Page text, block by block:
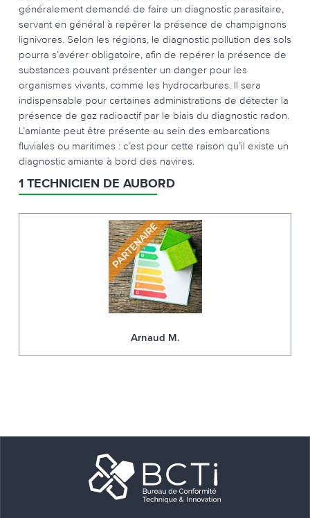
généralement demandé de faire un diagnostic parasitaire,
servant en général à repérer la présence de champignons
lignivores. Selon les régions, le diagnostic pollution des sols
pourra s’avérer obligatoire, afin de repérer la présence de
substances pouvant présenter un danger pour les
organismes vivants, comme les hydrocarbures. Il sera
indispensable pour certaines administrations de détecter la
présence de gaz radioactif par le biais du diagnostic radon.
L’amiante peut être présente au sein des embarcations
fluviales ou maritimes : c’est pour cette raison qu’il existe un
diagnostic amiante à bord des navires.
1 TECHNICIEN DE AUBORD
Arnaud M.